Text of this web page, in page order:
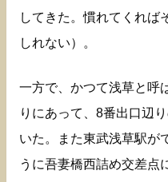
してきた。慣れてくれば
しれない）。
一方で、かつて浅草と呼
りにあって、8番出口辺
いた。また東武浅草駅が
うに吾妻橋西詰め交差点